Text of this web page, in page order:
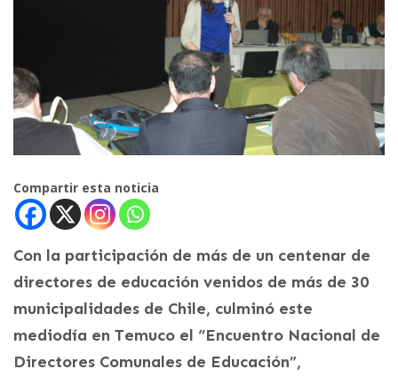
Compartir esta noticia
Con la participación de más de un centenar de
directores de educación venidos de más de 30
municipalidades de Chile, culminó este
mediodía en Temuco el “Encuentro Nacional de
Directores Comunales de Educación”,